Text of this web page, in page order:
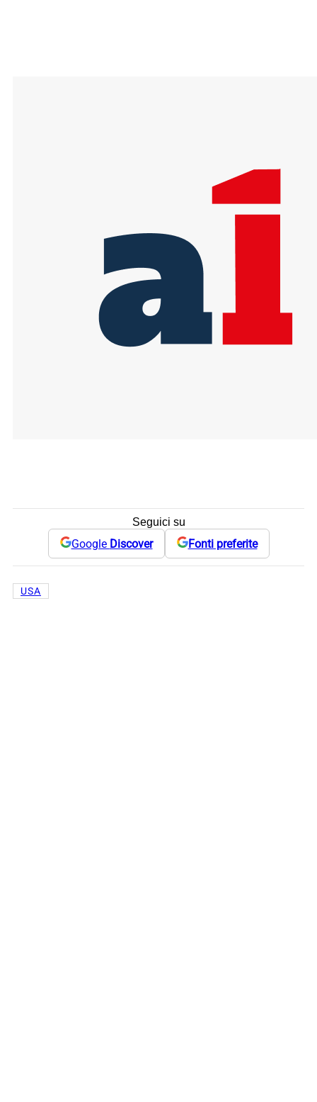
Seguici su
Google Discover Fonti preferite
USA